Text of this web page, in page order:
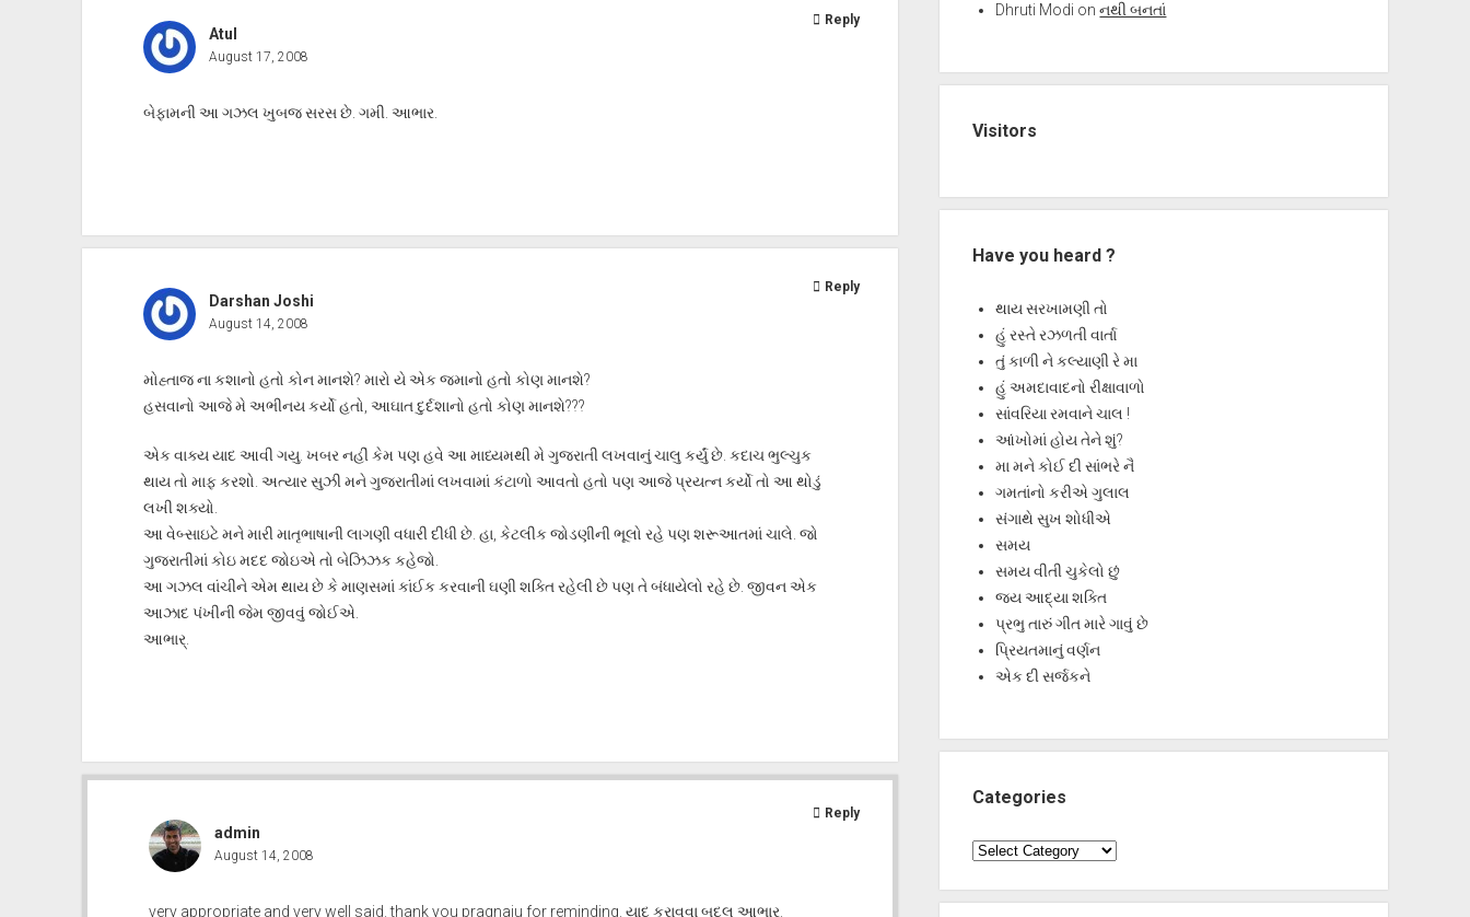
Atul
August 17, 2008
બેફામની આ ગઝલ ખુબજ સરસ છે. ગમી. આભાર.
Reply
Darshan Joshi
August 14, 2008
મોહ્તાજ ના કશાનો હતો કોન માનશે? મારો યે એક જમાનો હતો કોણ માનશે?
હસવાનો આજે મે અભીનય કર્યો હતો, આઘાત દુર્દશાનો હતો કોણ માનશે???
એક વાક્ય યાદ આવી ગયુ. ખબર નહીં કેમ પણ હવે આ માધ્યમથી મે ગુજરાતી લખવાનું ચાલુ કર્યું છે. કદાચ ભુલ્ચુક
થાય તો માફ કરશો. અત્યાર સુઝી મને ગુજરાતીમાં લખવામાં કંટાળો આવતો હતો પણ આજે પ્રયત્ન કર્યો તો આ થોડું
લખી શક્યો.
આ વેબ્સાઇટે મને મારી માતૃભાષાની લાગણી વધારી દીધી છે. હા, કેટલીક જોડણીની ભૂલો રહે પણ શરૂઆતમાં ચાલે. જો
ગુજરાતીમાં કોઇ મદદ જોઇએ તો બેઝિઝક કહેજો.
આ ગઝલ વાંચીને એમ થાય છે કે માણસમાં કાંઈક કરવાની ઘણી શક્તિ રહેલી છે પણ તે બંધાયેલો રહે છે. જીવન એક
આઝાદ પંખીની જેમ જીવવું જોઈએ.
આભાર્.
Reply
admin
August 14, 2008
very appropriate and very well said. thank you pragnaju for reminding. યાદ કરાવવા બદલ આભાર.
Reply
Dhruti Modi onનથી બનતાં
Visitors
Have you heard ?
થાય સરખામણી તો
હું રસ્તે રઝળતી વાર્તા
તું કાળી ને કલ્યાણી રે મા
હું અમદાવાદનો રીક્ષાવાળો
સાંવરિયા રમવાને ચાલ !
આંખોમાં હોય તેને શું?
મા મને કોઈ દી સાંભરે નૈ
ગમતાંનો કરીએ ગુલાલ
સંગાથે સુખ શોધીએ
સમય
સમય વીતી ચુકેલો છું
જય આદ્યા શક્તિ
પ્રભુ તારું ગીત મારે ગાવું છે
પ્રિયતમાનું વર્ણન
એક દી સર્જકને
Categories
Categories